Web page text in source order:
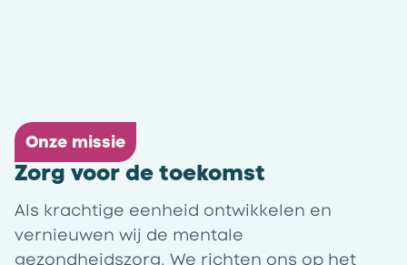
Zorg voor de toekomst
Onze missie
Als krachtige eenheid ontwikkelen en
vernieuwen wij de mentale
gezondheidszorg. We richten ons op het